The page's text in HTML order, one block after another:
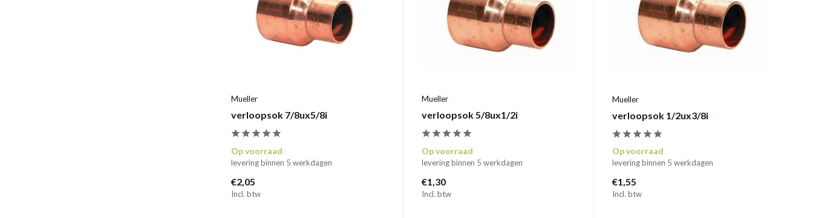
Mueller
verloopsok 7/8ux5/8i
Op voorraad
levering binnen 5 werkdagen
€2,05
Incl. btw
Mueller
verloopsok 5/8ux1/2i
Op voorraad
levering binnen 5 werkdagen
€1,30
Incl. btw
Mueller
verloopsok 1/2ux3/8i
Op voorraad
levering binnen 5 werkdagen
€1,55
Incl. btw